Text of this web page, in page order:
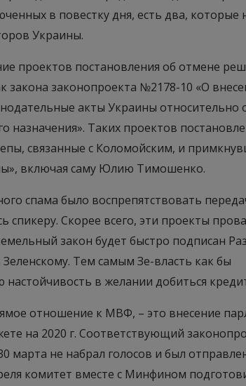
в повестку дня, есть два, которые
Украины.
проектов постановления об отмене
закона законопроекта №2178-10 «О
акты Украины относительно
назначения». Таких проектов
связанные с Коломойским, и
включая саму Юлию Тимошенко.
спама было воспрепятствовать
спикеру. Скорее всего, эти проекты
закон будет быстро подписан
Тем самым Зе-власть как бы
в желании добиться
отношение к МВФ, – это внесение
на 2020 г. Соответствующий
марта не набрал голосов и был
комитет вместе с Минфином